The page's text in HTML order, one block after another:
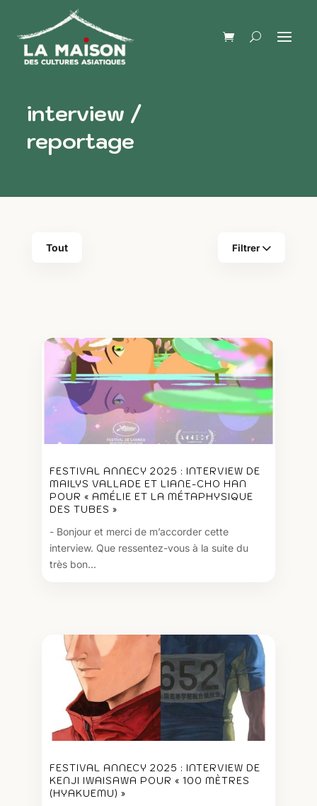
interview /
reportage
Tout Filtrer
FESTIVAL ANNECY 2025 : INTERVIEW DE
MAILYS VALLADE ET LIANE-CHO HAN
POUR « AMÉLIE ET LA MÉTAPHYSIQUE
DES TUBES »
- Bonjour et merci de m’accorder cette
interview. Que ressentez-vous à la suite du
très bon...
FESTIVAL ANNECY 2025 : INTERVIEW DE
KENJI IWAISAWA POUR « 100 MÈTRES
(HYAKUEMU) »